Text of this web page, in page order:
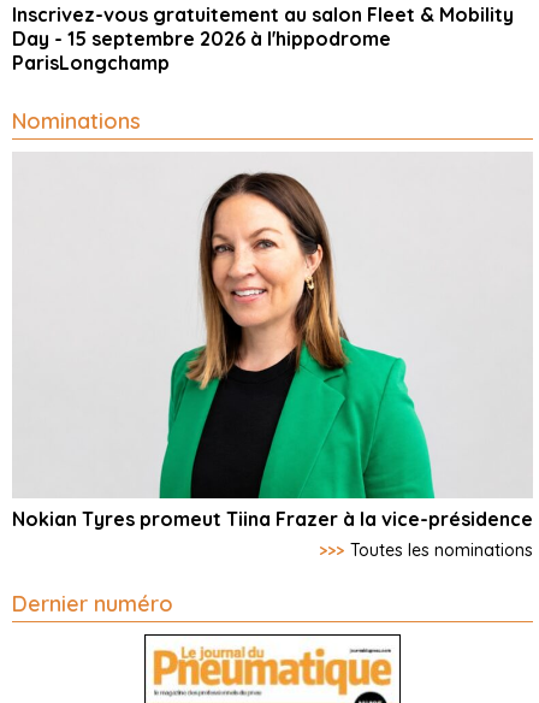
Inscrivez-vous gratuitement au salon Fleet & Mobility
Day - 15 septembre 2026 à l'hippodrome
ParisLongchamp
Nominations
Nokian Tyres promeut Tiina Frazer à la vice-présidence
>>> Toutes les nominations
Dernier numéro